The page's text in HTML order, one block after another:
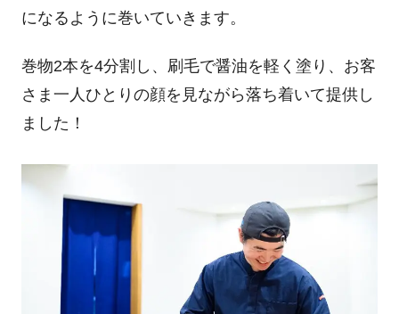
になるように巻いていきます。
巻物2本を4分割し、刷毛で醤油を軽く塗り、お客
さま一人ひとりの顔を見ながら落ち着いて提供し
ました！